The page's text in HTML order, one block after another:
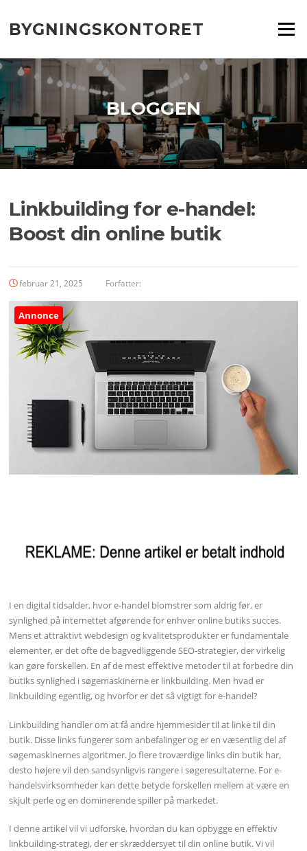
indhold
BYGNINGSKONTORET Menu
BLOGGEN
Linkbuilding for e-handel:
Boost din online butik
februar 21, 2025 Forfatter:
Annonce
I en digital tidsalder, hvor e-handel blomstrer som aldrig før, er
synlighed på internettet afgørende for enhver online butiks succes.
Mens et attraktivt webdesign og kvalitetsprodukter er fundamentale
elementer, er det ofte de bagvedliggende SEO-strategier, der virkelig
kan gøre forskellen. En af de mest effektive metoder til at forbedre din
butiks synlighed i søgemaskinerne er linkbuilding. Men hvad er
linkbuilding egentlig, og hvorfor er det så vigtigt for e-handel?
Linkbuilding handler om at få andre hjemmesider til at linke til din
butik. Disse links fungerer som anbefalinger og er en væsentlig del af
søgemaskinernes algoritmer. Jo flere troværdige links din butik har,
desto højere vil den sandsynligvis rangere i søgeresultaterne. For e-
handelsvirksomheder kan dette betyde forskellen mellem at være en
skjult perle og en dominerende spiller på markedet.
I denne artikel vil vi udforske, hvordan du kan opbygge en effektiv
linkbuilding-strategi, der er skræddersyet til din online butik. Vi vil